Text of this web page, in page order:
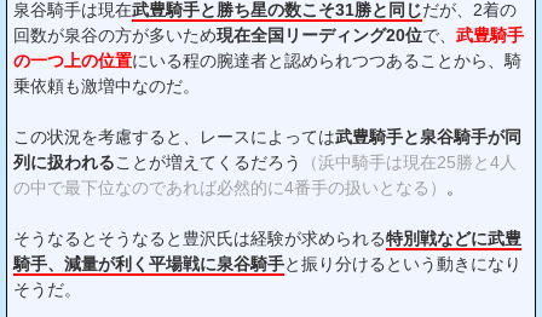
泉谷騎手は現在武豊騎手と勝ち星の数こそ31勝と同じだが、2着の
回数が泉谷の方が多いため現在全国リーディング20位で、 武豊騎手
の一つ上の位置にいる程の腕達者と認められつつあることから、騎
乗依頼も激増中なのだ。
この状況を考慮すると、レースによっては武豊騎手と泉谷騎手が同
列に扱われることが増えてくるだろう
（浜中騎手は現在25勝と4人
の中で最下位なのであれば必然的に4番手の扱いとなる）
。
そうなるとそうなると豊沢氏は経験が求められる特別戦などに武豊
騎手、減量が利く平場戦に泉谷騎手と振り分けるという動きになり
そうだ。